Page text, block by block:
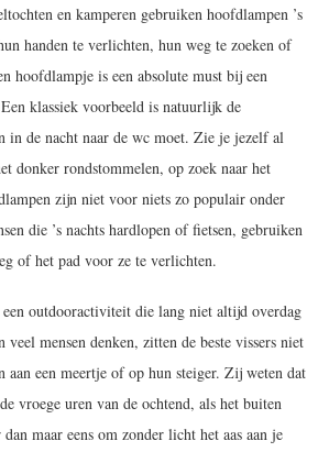
en kamperen gebruiken hoofdlampen ’s
handen te verlichten, hun weg te zoeken of
hoofdlampje is een absolute must bij een
klassiek voorbeeld is natuurlijk de
in de nacht naar de wc moet. Zie je jezelf al
donker rondstommelen, op zoek naar het
zijn niet voor niets zo populair onder
die ’s nachts hardlopen of fietsen, gebruiken
of het pad voor ze te verlichten.
outdooractiviteit die lang niet altijd overdag
veel mensen denken, zitten de beste vissers niet
aan een meertje of op hun steiger. Zij weten dat
vroege uren van de ochtend, als het buiten
maar eens om zonder licht het aas aan je